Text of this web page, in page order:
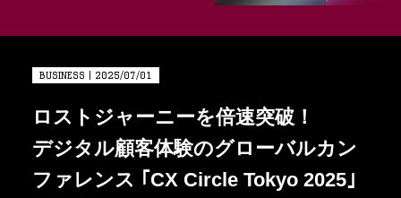
BUSINESS | 2025/07/01
ロストジャーニーを倍速突破！
デジタル顧客体験のグローバルカン
ファレンス ｢CX Circle Tokyo 2025｣